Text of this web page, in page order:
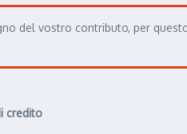
del vostro contributo, per
credito